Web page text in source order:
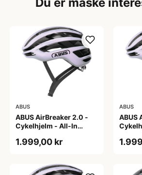
ABUS
ABUS AirBreaker 2.0 -
Cykelhjelm - All-In
1.999,00 kr
ABUS
ABUS